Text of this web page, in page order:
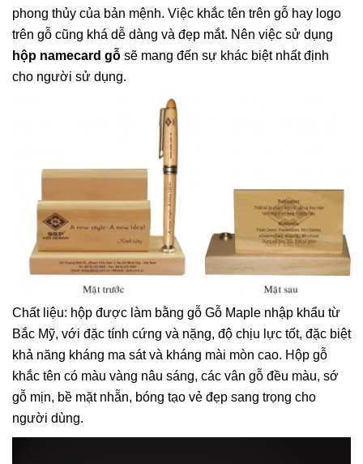
phong thủy của bản mệnh. Việc khắc tên trên gỗ hay logo
trên gỗ cũng khá dễ dàng và đẹp mắt. Nên việc sử dụng
hộp namecard gỗ sẽ mang đến sự khác biệt nhất định
cho người sử dụng.
Chất liệu: hộp được làm bằng gỗ Gỗ Maple nhập khẩu từ
Bắc Mỹ, với đặc tính cứng và nặng, độ chịu lực tốt, đặc biệt
khả năng kháng ma sát và kháng mài mòn cao. Hộp gỗ
khắc tên có màu vàng nâu sáng, các vân gỗ đều màu, sớ
gỗ mịn, bề mặt nhẵn, bóng tạo vẻ đẹp sang trọng cho
người dùng.